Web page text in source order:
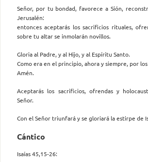
Señor, por tu bondad, favorece a Sión,
Jerusalén:
entonces aceptarás los sacrificios rituales,
sobre tu altar se inmolarán novillos.
Gloria al Padre, y al Hijo, y al Espíritu Santo.
Como era en el principio, ahora y siempre, por
Amén.
Aceptarás los sacrificios, ofrendas y
Señor.
Con el Señor triunfará y se gloriará la estirpe de
Cántico
Isaías 45,15-26: